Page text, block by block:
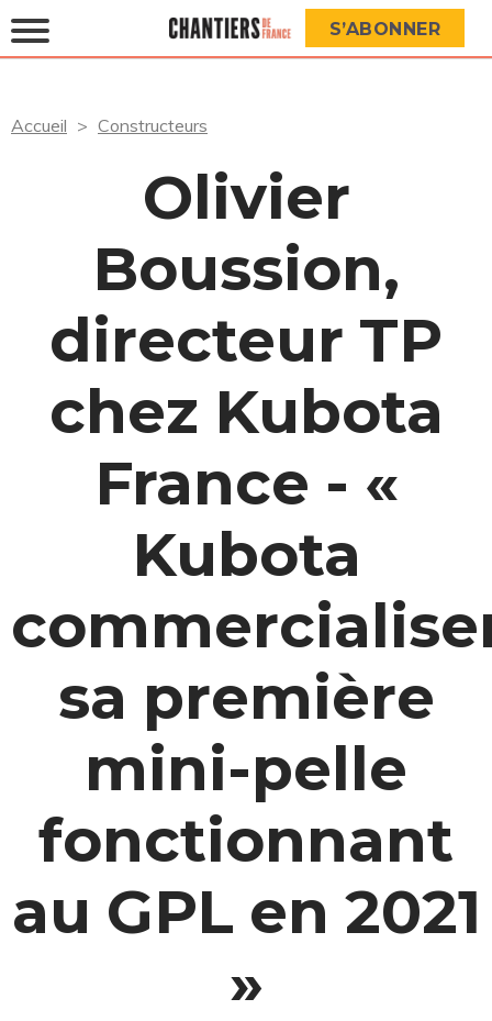
S’ABONNER
Accueil Constructeurs
Olivier
Boussion,
directeur TP
chez Kubota
France - «
Kubota
sa première
mini-pelle
fonctionnant
au GPL en 2021
»